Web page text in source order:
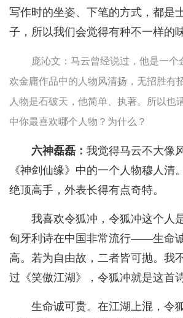
写作时的坐姿、下笔的方式，都是
子，所以我们会觉得有种不一样的味
庞沁文：马云曾经说过，他是一个
欢金庸作品中的人物风清扬，无招胜有
人物是石破天，他简单、执著。所以也
中你最喜欢哪个人物？为什么？
六神磊磊： 我觉得马云不大像
《神剑仙缘》中的一个人物穆人清
绝顶高手，外表长得有点奇特。
我喜欢令狐冲，令狐冲这个人
匈牙利诗在中国非常流行——生命
高。若为自由故，二者皆可抛。我
过《笑傲江湖》，令狐冲就是这首
生命诚可贵。在江湖上混，令